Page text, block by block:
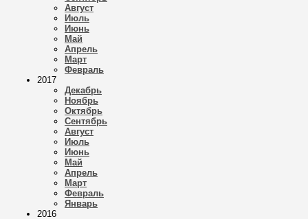
Август
Июль
Июнь
Май
Апрель
Март
Февраль
2017
Декабрь
Ноябрь
Октябрь
Сентябрь
Август
Июль
Июнь
Май
Апрель
Март
Февраль
Январь
2016